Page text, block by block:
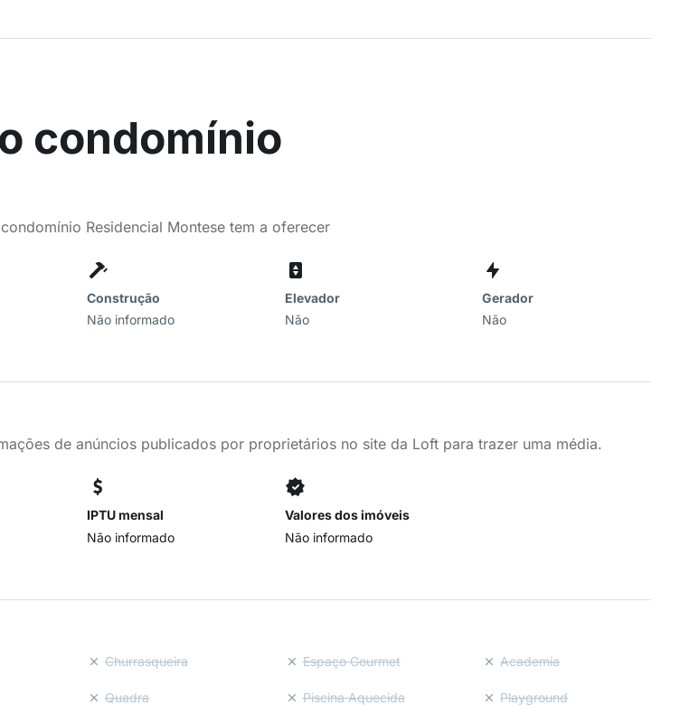
condomínio
Residencial Montese tem a oferecer
Construção
Não informado
Elevador
Não
Gerador
Não
de anúncios publicados por proprietários no site da Loft para trazer uma média.
IPTU mensal
Não informado
Valores dos imóveis
Não informado
Churrasqueira Espaço Gourmet Academia
Quadra Piscina Aquecida Playground